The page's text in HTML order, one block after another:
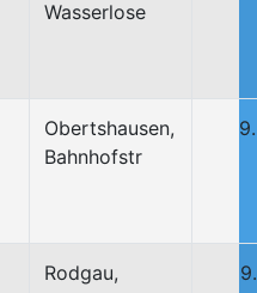
Wasserlose
Obertshausen,
Bahnhofstr
Rodgau,